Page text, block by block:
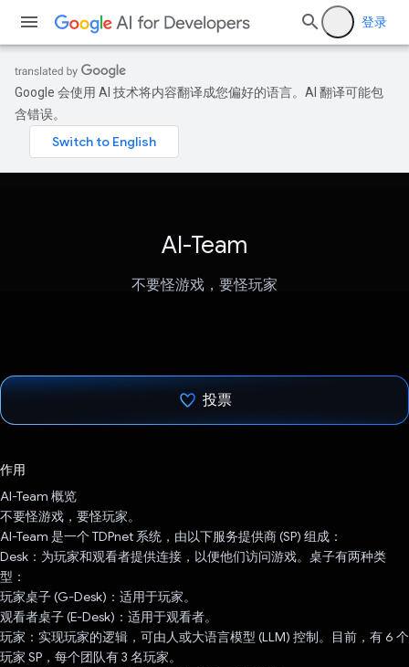
登录
Google 会使用 AI 技术将内容翻译成您偏好的语言。AI 翻译可能包
含错误。
AI-Team
不要怪游戏，要怪玩家
投票
作用
AI-Team 概览
不要怪游戏，要怪玩家。
AI-Team 是一个 TDPnet 系统，由以下服务提供商 (SP) 组成：
Desk：为玩家和观看者提供连接，以便他们访问游戏。桌子有两种类
型：
玩家桌子 (G-Desk)：适用于玩家。
观看者桌子 (E-Desk)：适用于观看者。
玩家：实现玩家的逻辑，可由人或大语言模型 (LLM) 控制。目前，有 6 个
玩家 SP，每个团队有 3 名玩家。